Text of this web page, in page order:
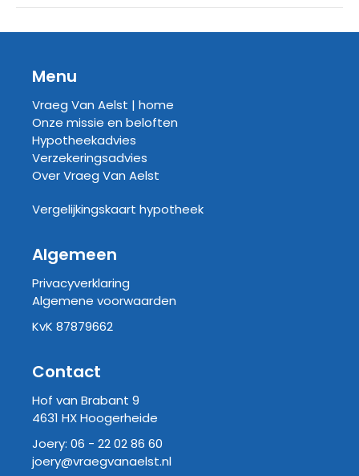
Menu
Vraeg Van Aelst | home
Onze missie en beloften
Hypotheekadvies
Verzekeringsadvies
Over Vraeg Van Aelst
Vergelijkingskaart hypotheek
Algemeen
Privacyverklaring
Algemene voorwaarden
KvK 87879662
Contact
Hof van Brabant 9
4631 HX Hoogerheide
Joery: 06 - 22 02 86 60
joery@vraegvanaelst.nl